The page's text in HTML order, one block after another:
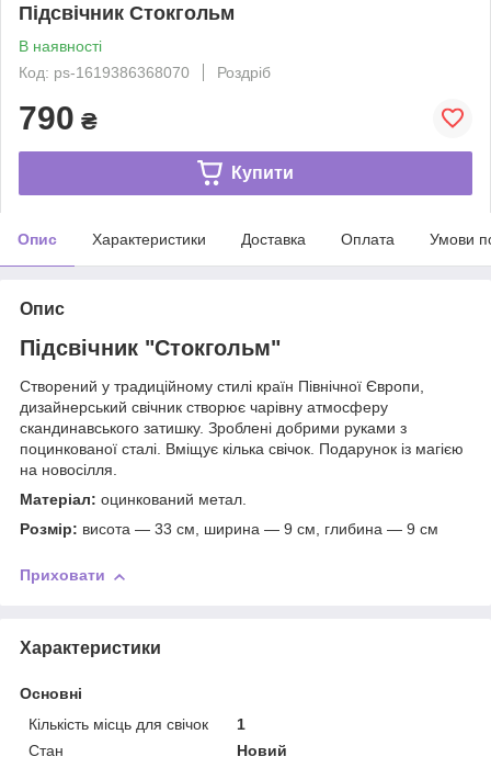
Підсвічник Стокгольм
В наявності
Код: ps-1619386368070
Роздріб
790 ₴
Купити
Опис Характеристики Доставка Оплата Умови
Опис
Підсвічник "Стокгольм"
Створений у традиційному стилі країн Північної Європи,
дизайнерський свічник створює чарівну атмосферу
скандинавського затишку. Зроблені добрими руками з
поцинкованої сталі. Вміщує кілька свічок. Подарунок із магією
на новосілля.
Матеріал: оцинкований метал.
Розмір: висота — 33 см, ширина — 9 см, глибина — 9 см
Приховати
Характеристики
Основні
Кількість місць для свічок
1
Стан
Новий